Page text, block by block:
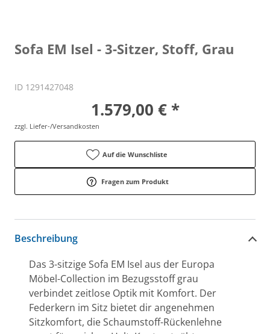
Sofa EM Isel - 3-Sitzer, Stoff, Grau
ID 1291427048
1.579,00 € *
zzgl. Liefer-/Versandkosten
Auf die Wunschliste
Fragen zum Produkt
Beschreibung
Das 3-sitzige Sofa EM Isel aus der Europa
Möbel-Collection im Bezugsstoff grau
verbindet zeitlose Optik mit Komfort. Der
Federkern im Sitz bietet dir angenehmen
Sitzkomfort, die Schaumstoff-Rückenlehne